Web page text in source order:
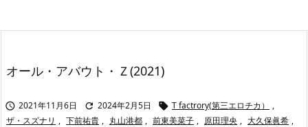
オール・アバウト・Ｚ(2021)
 2021年11月6日  2024年2月5日  T factrory(第三エロチカ）
,
ザ・スズナリ , 下前祐貴 , 丸山港都 , 前東美菜子 , 原田理央 , 大久保眞希 ,